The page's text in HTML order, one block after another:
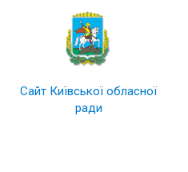
Сайт Київської обласної
ради